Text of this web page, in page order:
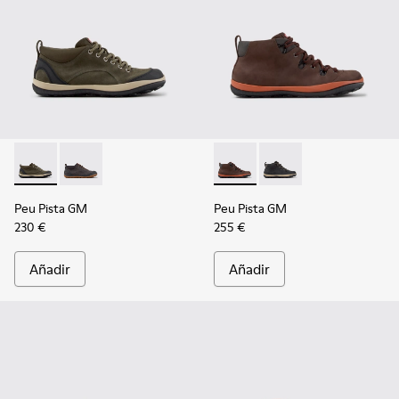
Peu Pista GM - K300556-002 - Zapatos de ante y textil en
Peu Pista GM - K300556-001 - Zapatos grises de
Peu Pista GM
230 €
Añadir
Peu Pista GM - K300557-
Peu Pista GM -
Peu Pista GM
255 €
Añadir